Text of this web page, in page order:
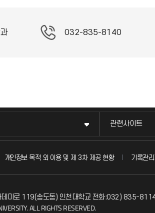
032-835-8140
관련사이트
개인정보 목적 외 이용 및 제 3차 제공 현황 기록관
데미로 119(송도동) 인천대학교 전화:032) 835-
ALL RIGHTS RESERVED.